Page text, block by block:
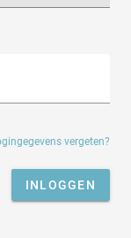
vergeten?
INLOGGEN